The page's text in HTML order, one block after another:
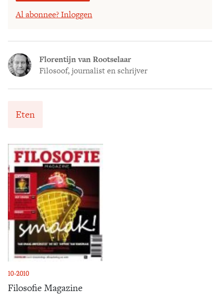
10-2010
Filosofie Magazine
Al abonnee? Inloggen
Florentijn van Rootselaar
Filosoof, journalist en schrijver
Eten